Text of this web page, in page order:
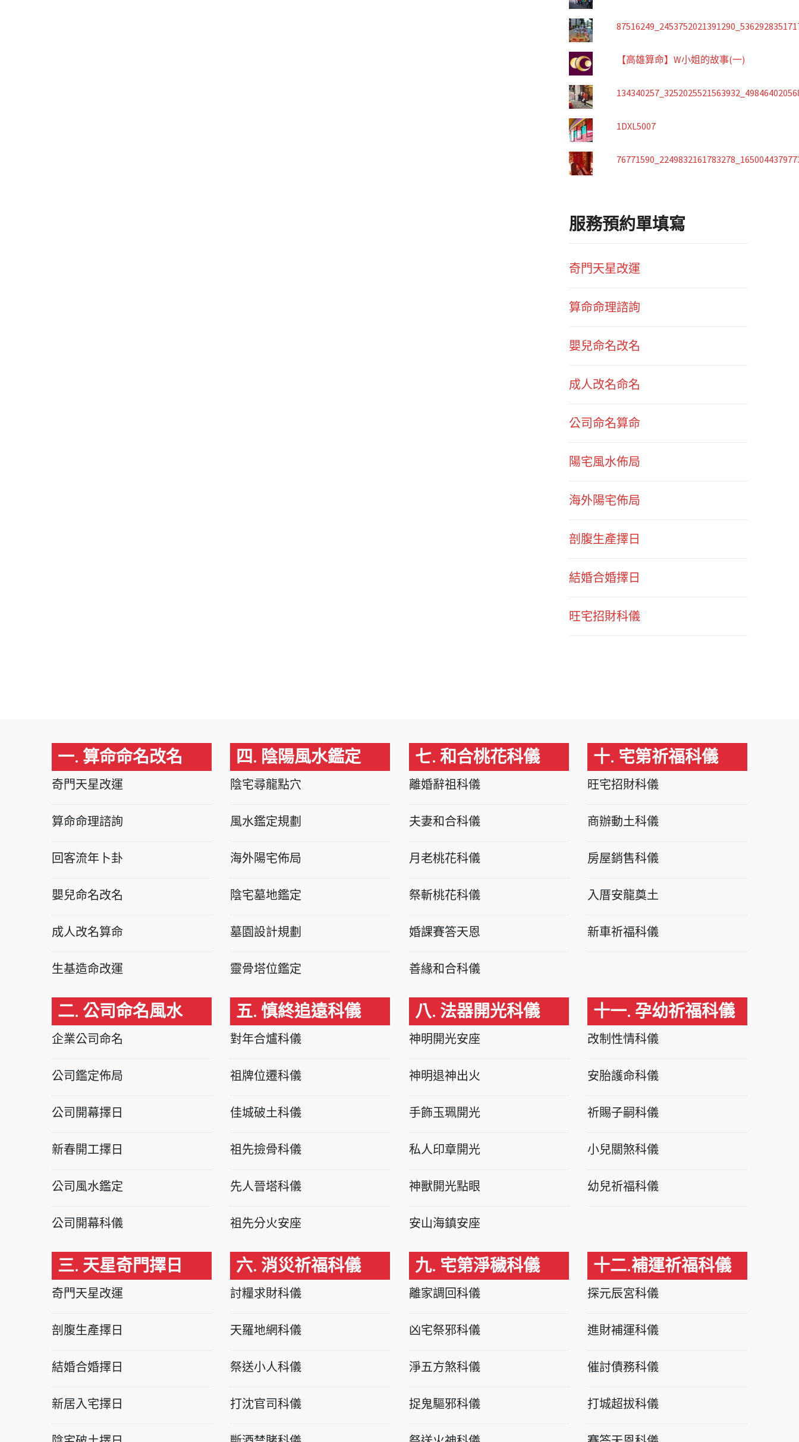
【高雄算命】W小姐的故事(一)
1DXL5007
服務預約單填寫
奇門天星改運
算命命理諮詢
嬰兒命名改名
成人改名命名
公司命名算命
陽宅風水佈局
海外陽宅佈局
剖腹生產擇日
結婚合婚擇日
旺宅招財科儀
一. 算命命名改名
奇門天星改運
算命命理諮詢
回客流年卜卦
嬰兒命名改名
成人改名算命
生基造命改運
二. 公司命名風水
企業公司命名
公司鑑定佈局
公司開幕擇日
新春開工擇日
公司風水鑑定
公司開幕科儀
三. 天星奇門擇日
奇門天星改運
剖腹生產擇日
結婚合婚擇日
新居入宅擇日
四. 陰陽風水鑑定
陰宅尋龍點穴
風水鑑定規劃
海外陽宅佈局
陰宅墓地鑑定
墓園設計規劃
靈骨塔位鑑定
五. 慎終追遠科儀
對年合爐科儀
祖牌位遷科儀
佳城破土科儀
祖先撿骨科儀
先人晉塔科儀
祖先分火安座
六. 消災祈福科儀
討糧求財科儀
天羅地網科儀
祭送小人科儀
打沈官司科儀
七. 和合桃花科儀
離婚辭祖科儀
夫妻和合科儀
月老桃花科儀
祭斬桃花科儀
婚課賽答天恩
善緣和合科儀
八. 法器開光科儀
神明開光安座
神明退神出火
手飾玉珮開光
私人印章開光
神獸開光點眼
安山海鎮安座
九. 宅第淨穢科儀
離家調回科儀
凶宅祭邪科儀
淨五方煞科儀
捉鬼驅邪科儀
十. 宅第祈福科儀
旺宅招財科儀
商辦動土科儀
房屋銷售科儀
入厝安龍奠土
新車祈福科儀
十一. 孕幼祈福科儀
改制性情科儀
安胎護命科儀
祈賜子嗣科儀
小兒關煞科儀
幼兒祈福科儀
十二.補運祈福科儀
探元辰宮科儀
進財補運科儀
催討債務科儀
打城超拔科儀